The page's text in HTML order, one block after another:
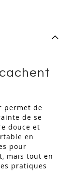
permet de
de se
douce et
en
pour
mais tout en
pratiques